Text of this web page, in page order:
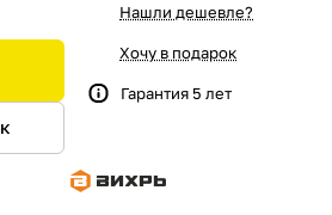
Нашли дешевле?
Хочу в подарок
Гарантия 5 лет